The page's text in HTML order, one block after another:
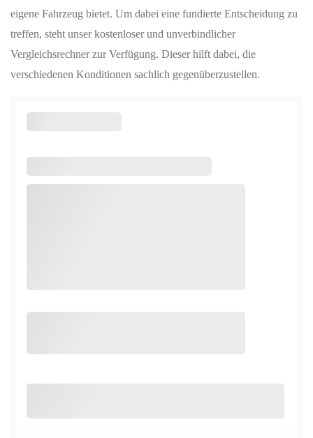
eigene Fahrzeug bietet. Um dabei eine fundierte Entscheidung zu
treffen, steht unser kostenloser und unverbindlicher
Vergleichsrechner zur Verfügung. Dieser hilft dabei, die
verschiedenen Konditionen sachlich gegenüberzustellen.